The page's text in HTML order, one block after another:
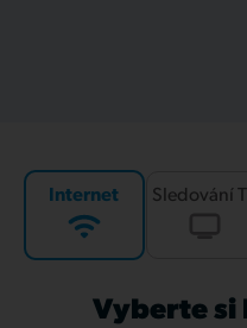
Internet Sledování
Vyberte si